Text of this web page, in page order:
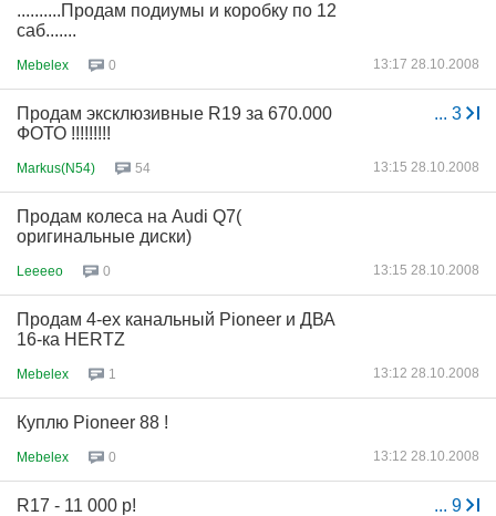
..........Продам подиумы и коробку по 12
саб.......
Mebelex 0 13:17 28.10.2008
... 3
Продам эксклюзивные R19 за 670.000
ФОТО !!!!!!!!!
Markus(N54) 54 13:15 28.10.2008
Продам колеса на Audi Q7(
оригинальные диски)
Leeeeo 0 13:15 28.10.2008
Продам 4-ех канальный Pioneer и ДВА
16-ка HERTZ
Mebelex 1 13:12 28.10.2008
Куплю Pioneer 88 !
Mebelex 0 13:12 28.10.2008
... 9
R17 - 11 000 р!